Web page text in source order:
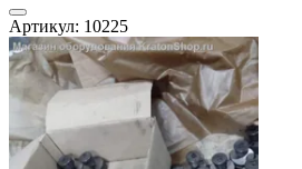
Артикул: 10225